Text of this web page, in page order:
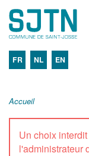
FR NL EN
Accueil
Un choix
l'administrateur